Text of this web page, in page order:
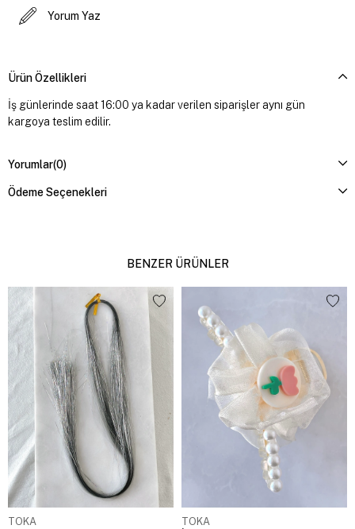
Yorum Yaz
Ürün Özellikleri
İş günlerinde saat 16:00 ya kadar verilen siparişler aynı gün
kargoya teslim edilir.
Yorumlar(0)
Ödeme Seçenekleri
BENZER ÜRÜNLER
TOKA
TOKA